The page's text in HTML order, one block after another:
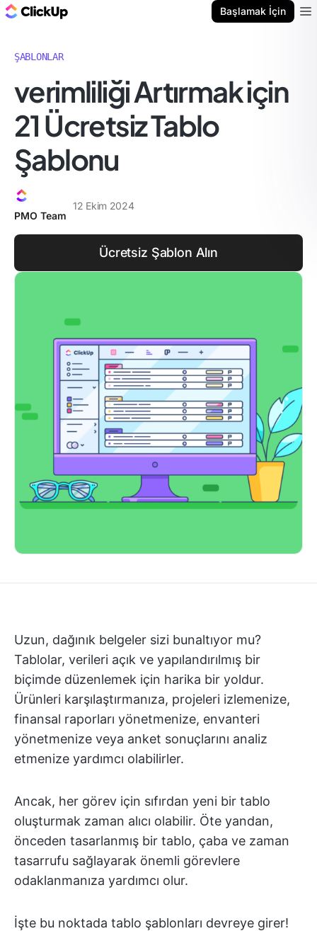
Başlamak İçin
ŞABLONLAR
verimliliği Artırmak için
21 Ücretsiz Tablo
Şablonu
PMO Team
12 Ekim 2024
Ücretsiz Şablon Alın
Uzun, dağınık belgeler sizi bunaltıyor mu?
Tablolar, verileri açık ve yapılandırılmış bir
biçimde düzenlemek için harika bir yoldur.
Ürünleri karşılaştırmanıza, projeleri izlemenize,
finansal raporları yönetmenize, envanteri
yönetmenize veya anket sonuçlarını analiz
etmenize yardımcı olabilirler.
Ancak, her görev için sıfırdan yeni bir tablo
oluşturmak zaman alıcı olabilir. Öte yandan,
önceden tasarlanmış bir tablo, çaba ve zaman
tasarrufu sağlayarak önemli görevlere
odaklanmanıza yardımcı olur.
İşte bu noktada tablo şablonları devreye girer!